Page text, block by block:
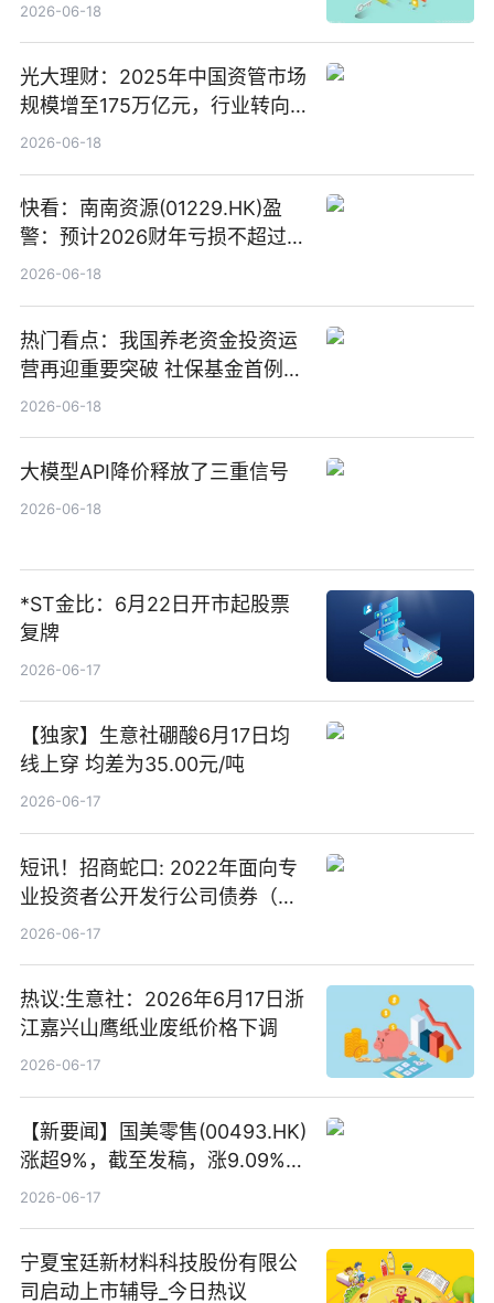
2026-06-18
光大理财：2025年中国资管市场
规模增至175万亿元，行业转向
“量质并重”
2026-06-18
快看：南南资源(01229.HK)盈
警：预计2026财年亏损不超过
1000万港元
2026-06-18
热门看点：我国养老资金投资运
营再迎重要突破 社保基金首例期
货账户完成开立
2026-06-18
大模型API降价释放了三重信号
2026-06-18
*ST金比：6月22日开市起股票
复牌
2026-06-17
【独家】生意社硼酸6月17日均
线上穿 均差为35.00元/吨
2026-06-17
短讯！招商蛇口: 2022年面向专
业投资者公开发行公司债券（第
二期）（品种二）2026年付息公
2026-06-17
热议:生意社：2026年6月17日浙
江嘉兴山鹰纸业废纸价格下调
2026-06-17
【新要闻】国美零售(00493.HK)
涨超9%，截至发稿，涨9.09%，
报0.012港元，成交额37.26万港
2026-06-17
宁夏宝廷新材料科技股份有限公
司启动上市辅导_今日热议